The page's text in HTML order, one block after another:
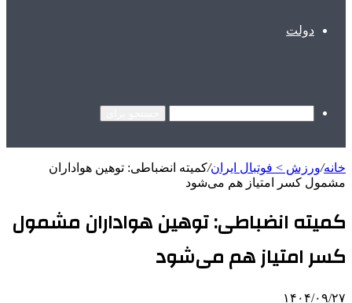
دولت
خانه/ورزش > فوتبال ایران/کمیته انضباطی: توهین هواداران
مشمول کسر امتیاز هم می‌شود
کمیته انضباطی: توهین هواداران مشمول
کسر امتیاز هم می‌شود
۱۴۰۴/۰۹/۲۷